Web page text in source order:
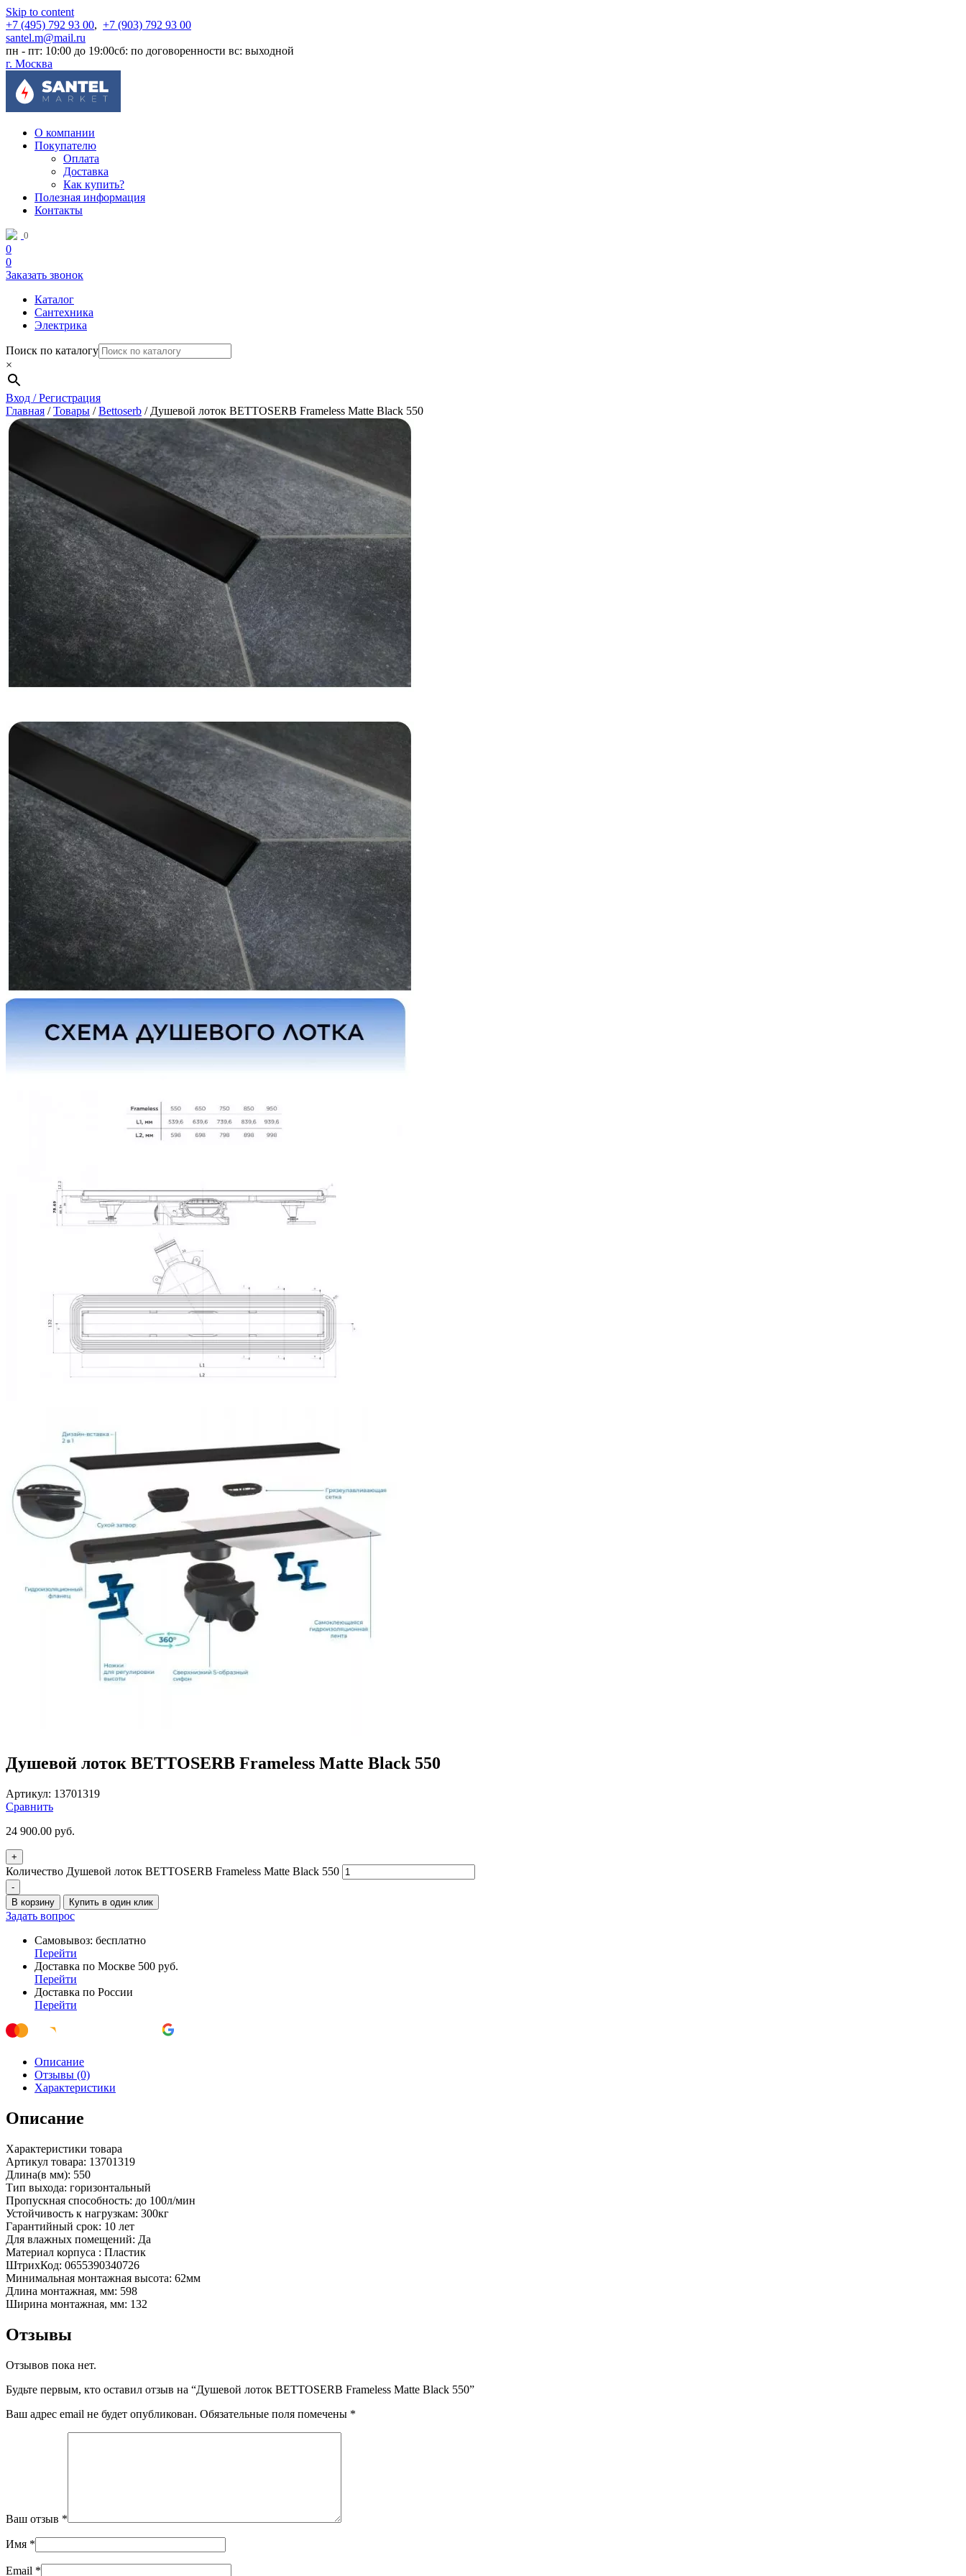
Skip to content
+7 (495) 792 93 00, +7 (903) 792 93 00
santel.m@mail.ru
пн - пт: 10:00 до 19:00сб: по договоренности вс: выходной
г. Москва
О компании
Покупателю
Оплата
Доставка
Как купить?
Полезная информация
Контакты
0
0
0
Заказать звонок
Каталог
Сантехника
Электрика
Поиск по каталогу
×
Вход / Регистрация
Главная /Товары /Bettoserb / Душевой лоток BETTOSERB Frameless Matte Black 550
Душевой лоток BETTOSERB Frameless Matte Black 550
Артикул: 13701319
Сравнить
24 900.00 руб.
+
Количество Душевой лоток BETTOSERB Frameless Matte Black 550
-
В корзину
Купить в один клик
Задать вопрос
Самовывоз: бесплатно
Перейти
Доставка по Москве 500 руб.
Перейти
Доставка по России
Перейти
Описание
Отзывы (0)
Характеристики
Описание
Характеристики товара
Артикул товара: 13701319
Длина(в мм): 550
Тип выхода: горизонтальный
Пропускная способность: до 100л/мин
Устойчивость к нагрузкам: 300кг
Гарантийный срок: 10 лет
Для влажных помещений: Да
Материал корпуса : Пластик
ШтрихКод: 0655390340726
Минимальная монтажная высота: 62мм
Длина монтажная, мм: 598
Ширина монтажная, мм: 132
Отзывы
Отзывов пока нет.
Будьте первым, кто оставил отзыв на “Душевой лоток BETTOSERB Frameless Matte Black 550”
Ваш адрес email не будет опубликован. Обязательные поля помечены *
Ваш отзыв *
Имя *
Email *